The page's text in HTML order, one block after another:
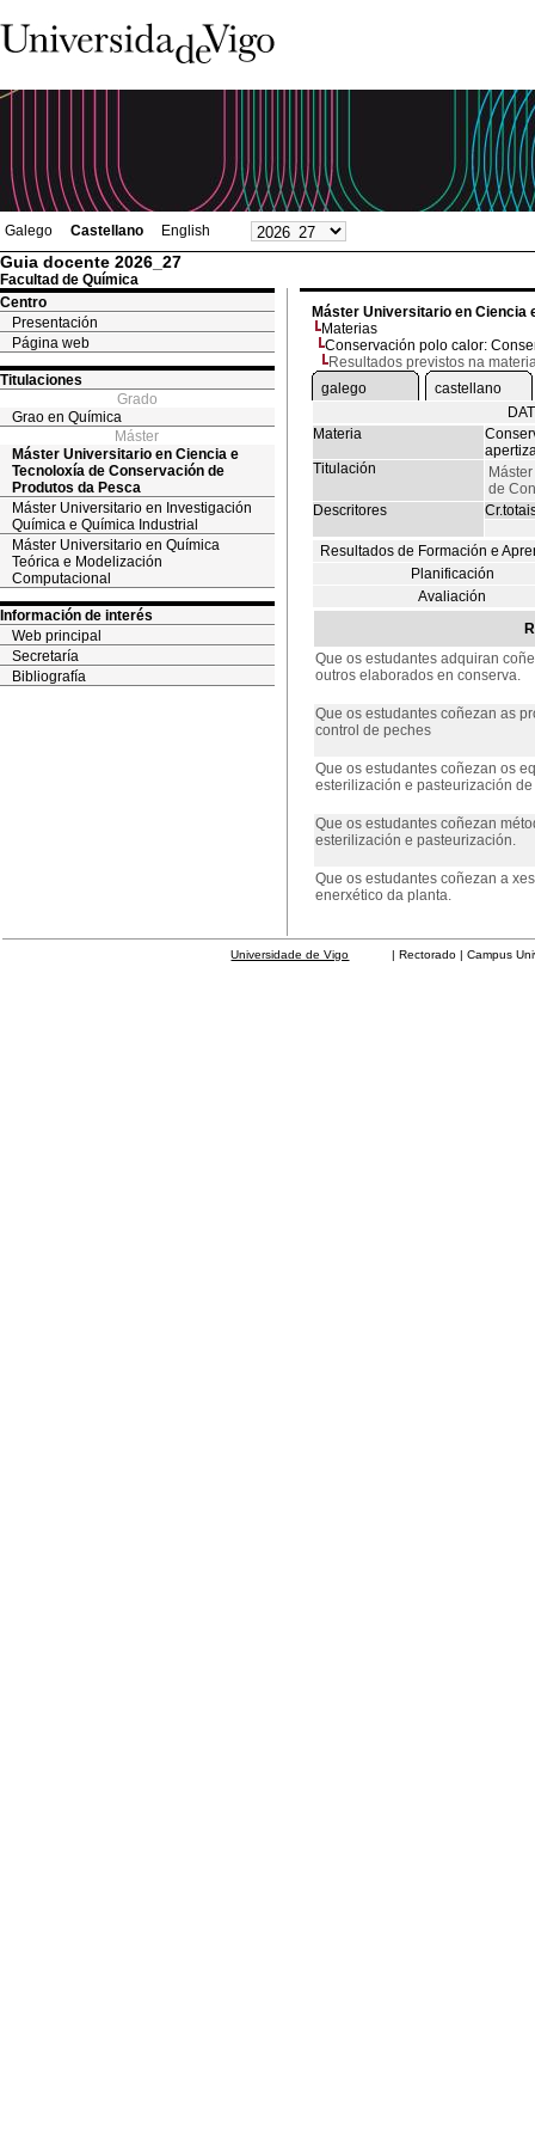
Galego Castellano English
Guia docente 2026_27
Facultad de Química
Centro
Presentación
Página web
Titulaciones
Grado
Grao en Química
Máster
Máster Universitario en Ciencia e
Tecnoloxía de Conservación de
Produtos da Pesca
Máster Universitario en Investigación
Química e Química Industrial
Máster Universitario en Química
Teórica e Modelización
Computacional
Información de interés
Web principal
Secretaría
Bibliografía
Máster Universitario en Ciencia
Materias
Conservación polo calor:
Resultados previstos na
galego
castellano
Materia
Titulación
de
Descritores
Resultados de Formación e
Planificación
Avaliación
Que os estudantes adquiran
outros elaborados en conserva.
Que os estudantes coñezan as
control de peches
Que os estudantes coñezan os
esterilización e pasteurización
Que os estudantes coñezan
esterilización e pasteurización.
Que os estudantes coñezan a
enerxético da planta.
Universidade de Vigo | Rectorado | Campus